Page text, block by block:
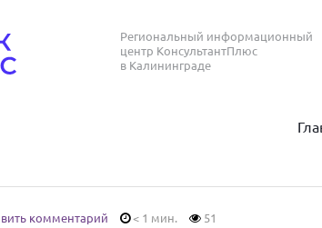
Региональный информационный
центр КонсультантПлюс
в Калининграде
комментарий < 1 мин. 51